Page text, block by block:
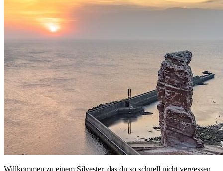
Willkommen zu einem Silvester, das du so schnell nicht vergessen